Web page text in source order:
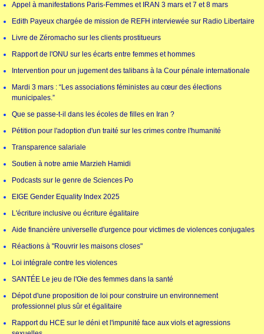
Appel à manifestations Paris-Femmes et IRAN 3 mars et 7 et 8 mars
Edith Payeux chargée de mission de REFH interviewée sur Radio Libertaire
Livre de Zéromacho sur les clients prostitueurs
Rapport de l'ONU sur les écarts entre femmes et hommes
Intervention pour un jugement des talibans à la Cour pénale internationale
Mardi 3 mars : “Les associations féministes au cœur des élections
municipales.”
Que se passe-t-il dans les écoles de filles en Iran ?
Pétition pour l'adoption d'un traité sur les crimes contre l'humanité
Transparence salariale
Soutien à notre amie Marzieh Hamidi
Podcasts sur le genre de Sciences Po
EIGE Gender Equality Index 2025
L'écriture inclusive ou écriture égalitaire
Aide financière universelle d'urgence pour victimes de violences conjugales
Réactions à "Rouvrir les maisons closes"
Loi intégrale contre les violences
SANTÉE Le jeu de l'Oie des femmes dans la santé
Dépot d'une proposition de loi pour construire un environnement
professionnel plus sûr et égalitaire
Rapport du HCE sur le déni et l'impunité face aux viols et agressions